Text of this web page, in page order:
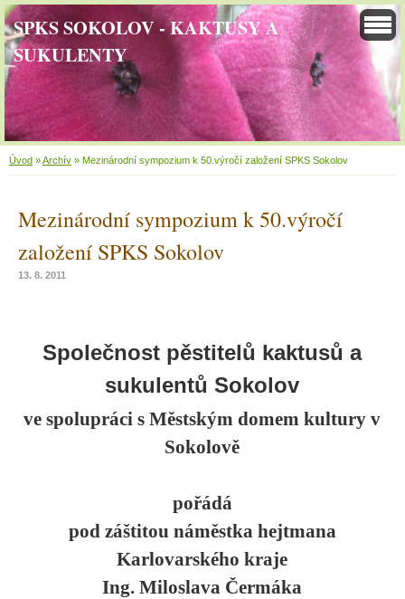
SPKS SOKOLOV - KAKTUSY A
SUKULENTY
Úvod »Archív » Mezinárodní sympozium k 50.výročí založení SPKS Sokolov
Mezinárodní sympozium k 50.výročí
založení SPKS Sokolov
13. 8. 2011
Společnost pěstitelů kaktusů a
sukulentů Sokolov
ve spolupráci s Městským domem kultury v
Sokolově
pořádá
pod záštitou náměstka hejtmana
Karlovarského kraje
Ing. Miloslava Čermáka